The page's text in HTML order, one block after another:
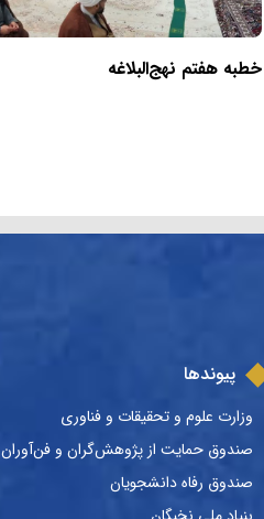
خطبه هفتم نهج‌البلاغه
پیوندها
وزارت علوم و تحقیقات و فناوری
صندوق حمایت از پژوهش‌گران و فن‌آوران
صندوق رفاه دانشجویان